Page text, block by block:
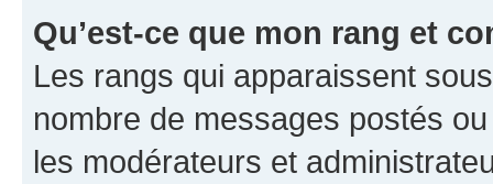
Qu’est-ce que mon rang et
Les rangs qui apparaissent
nombre de messages postés
les modérateurs et